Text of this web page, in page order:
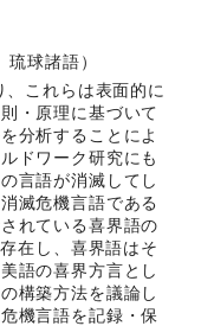
球諸語）
これらは表面的に
・原理に基づいて
分析することによ
ドワーク研究にも
言語が消滅してし
滅危機言語である
れている喜界語の
在し、喜界語はそ
語の喜界方言とし
構築方法を議論し
機言語を記録・保